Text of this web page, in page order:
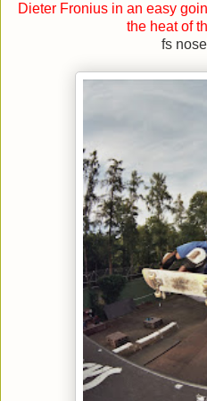
Dieter Fronius in an easy
the heat of
fs